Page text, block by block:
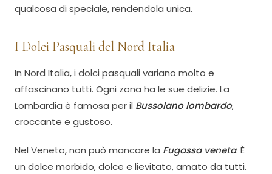
qualcosa di speciale, rendendola unica.
I Dolci Pasquali del Nord Italia
In Nord Italia, i dolci pasquali variano molto e
affascinano tutti. Ogni zona ha le sue delizie. La
Lombardia è famosa per il Bussolano lombardo,
croccante e gustoso.
Nel Veneto, non può mancare la Fugassa veneta. È
un dolce morbido, dolce e lievitato, amato da tutti.